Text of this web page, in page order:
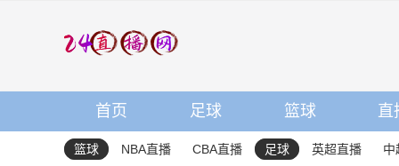
首页 足球 篮球 直
篮球 NBA直播 CBA直播 足球 英超直播 中